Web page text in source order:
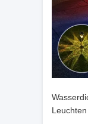
Leuchten